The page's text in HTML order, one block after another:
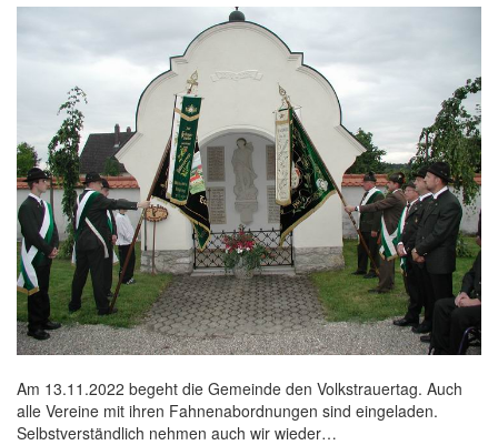
Am 13.11.2022 begeht die Gemeinde den Volkstrauertag. Auch
alle Vereine mit ihren Fahnenabordnungen sind eingeladen.
Selbstverständlich nehmen auch wir wieder…